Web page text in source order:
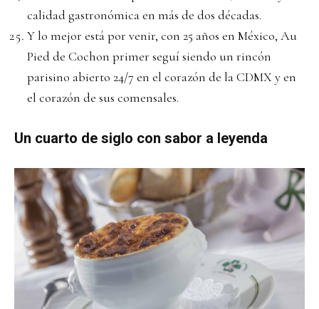
calidad gastronómica en más de dos décadas.
Y lo mejor está por venir, con 25 años en México, Au
Pied de Cochon primer seguí siendo un rincón
parisino abierto 24/7 en el corazón de la CDMX y en
el corazón de sus comensales.
Un cuarto de siglo con sabor a leyenda